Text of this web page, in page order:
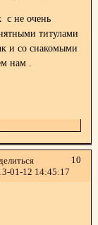
с не очень
титулами
и со снакомыми
нам .
10
01-12 14:45:17